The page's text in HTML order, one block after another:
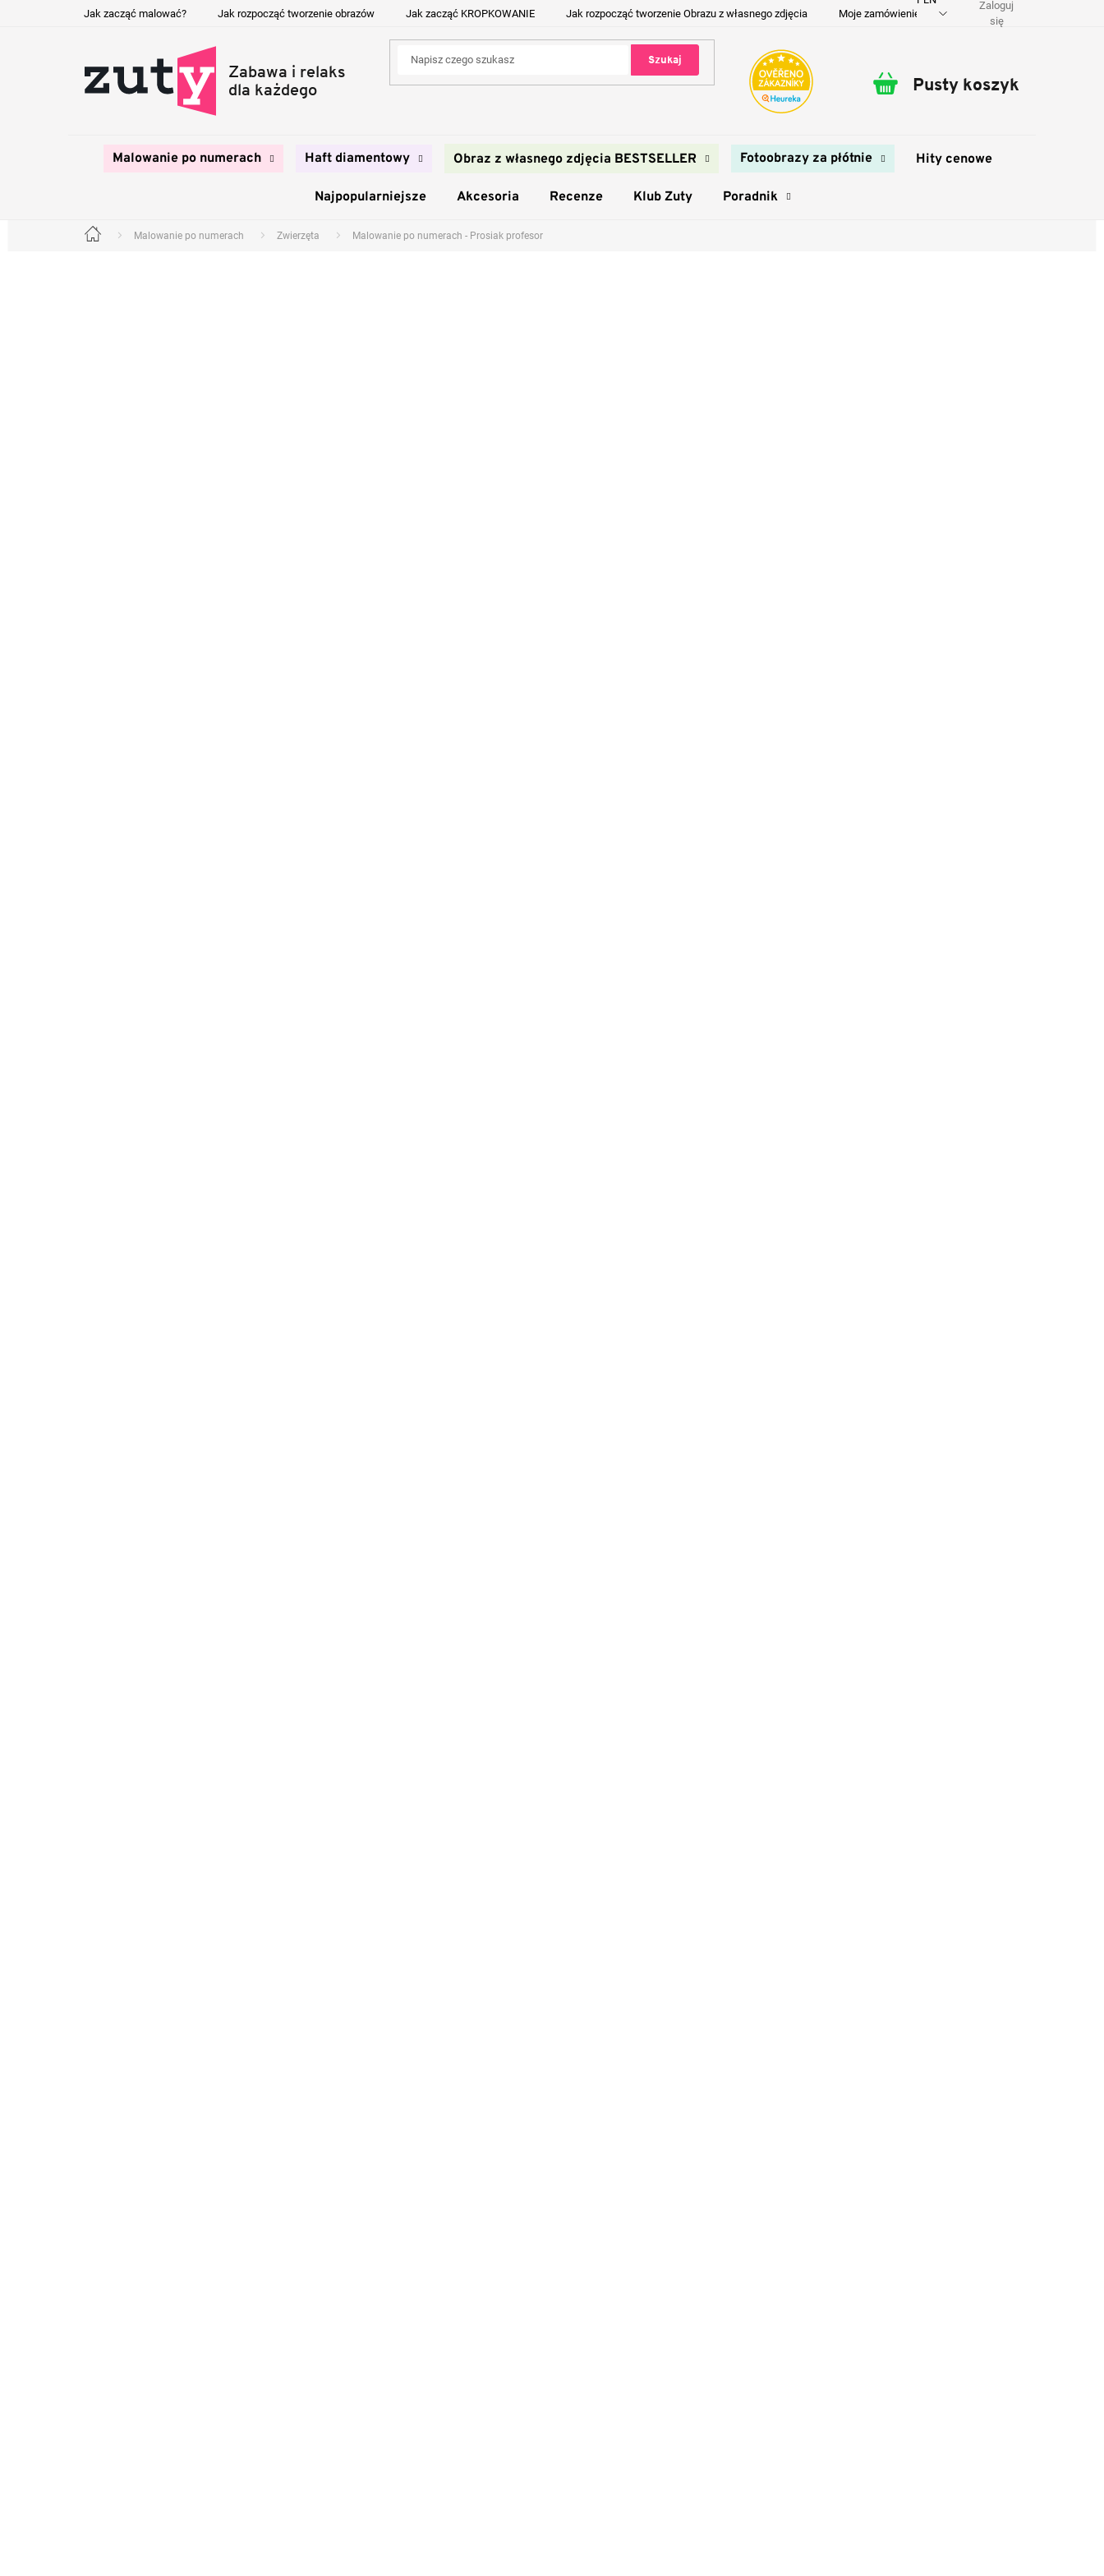
Jak zacząć malować? Jak rozpocząć tworzenie obrazów Jak zacząć KROPKOWANIE Jak rozpocząć tworzenie Obrazu z własnego zdjęcia Moje zamówienie Dostawa i płatność
Zaloguj
się
Szukaj
Koszyk
Pusty koszyk
Malowanie po numerach Haft diamentowy Obraz z własnego zdjęcia BESTSELLER Fotoobrazy za płótnie Hity cenowe
Najpopularniejsze Akcesoria Recenze Klub Zuty Poradnik
Home Malowanie po numerach Zwierzęta Malowanie po numerach - Prosiak profesor